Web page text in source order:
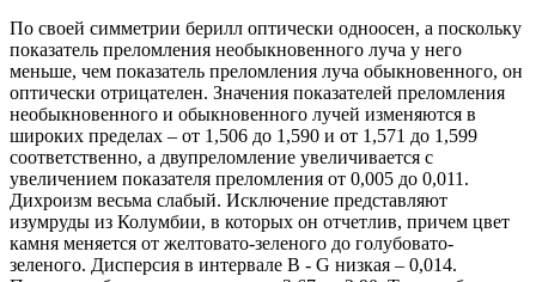
По своей симметрии берилл оптически одноосен, а поскольку
показатель преломления необыкновенного луча у него
меньше, чем показатель преломления луча обыкновенного, он
оптически отрицателен. Значения показателей преломления
необыкновенного и обыкновенного лучей изменяются в
широких пределах – от 1,506 до 1,590 и от 1,571 до 1,599
соответственно, а двупреломление увеличивается с
увеличением показателя преломления от 0,005 до 0,011.
Дихроизм весьма слабый. Исключение представляют
изумруды из Колумбии, в которых он отчетлив, причем цвет
камня меняется от желтовато-зеленого до голубовато-
зеленого. Дисперсия в интервале В - G низкая – 0,014.